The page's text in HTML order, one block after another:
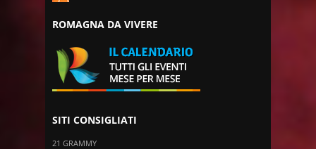
ROMAGNA DA VIVERE
SITI CONSIGLIATI
21 GRAMMY